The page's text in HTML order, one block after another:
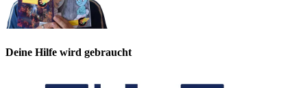
Deine Hilfe wird gebraucht